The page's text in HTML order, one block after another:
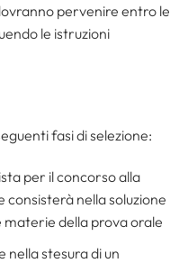
pervenire entro le
le istruzioni
fasi di selezione:
per il concorso alla
consisterà nella soluzione
materie della prova orale
nella stesura di un